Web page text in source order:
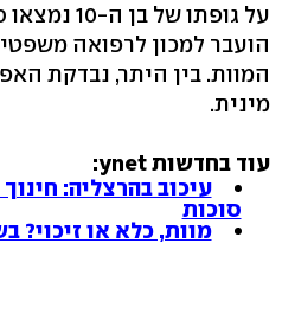
על גופתו
הועבר למכון לרפואה
המוות. בין היתר, נבדקת
מינית.
עוד בחדשות ynet:
סוכות
מוות, כלא או זיכוי?